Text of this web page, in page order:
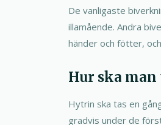
De vanligaste
illamående. Andra
händer och fötter,
Hur ska
Hytrin ska tas en
gradvis under de